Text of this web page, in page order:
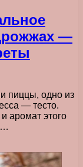
—
пиццы, одно из
— тесто.
аромат этого